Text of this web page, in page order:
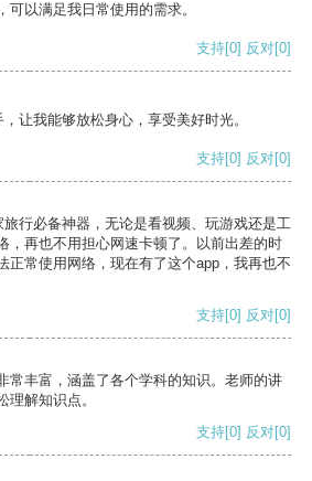
以满足我日常使用的需求。
支持[0] 反对[0]
让我能够放松身心，享受美好时光。
支持[0] 反对[0]
行必备神器，无论是看视频、玩游戏还是工
，再也不用担心网速卡顿了。以前出差的时
正常使用网络，现在有了这个app，我再也不
支持[0] 反对[0]
常丰富，涵盖了各个学科的知识。老师的讲
理解知识点。
支持[0] 反对[0]